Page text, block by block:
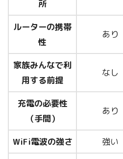
所
ルーターの携帯
性
あり
家族みんなで利
用する前提
なし
充電の必要性
（手間）
あり
WiFi電波の強さ 強い